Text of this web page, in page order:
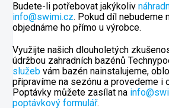
Budete-li potřebovat jakýkoliv
info@swimi.cz. Pokud díl nebudeme
objednáme ho přímo u výrobce.
Využijte našich dlouholetých
údržbou zahradních bazénů
služeb vám bazén nainstalujeme,
připravíme na sezónu a provedeme i
Poptávky můžete zasílat na
poptávkový formulář.